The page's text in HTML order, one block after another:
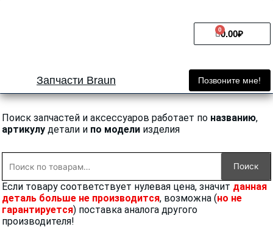
0.00₽
0
Cart
Запчасти Braun Позвоните мне!
Поиск запчастей и аксессуаров работает по названию,
артикулу детали и по модели изделия
Поиск
Если товару соответствует нулевая цена, значит данная
деталь больше не производится, возможна (но не
гарантируется) поставка аналога другого
производителя!